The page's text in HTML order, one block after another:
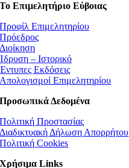
Το Επιμελητήριο Εύβοιας
Προφίλ Επιμελητηρίου
Πρόεδρος
Διοίκηση
Ίδρυση – Ιστορικό
Έντυπες Εκδόσεις
Απολογισμοί Επιμελητηρίου
Προσωπικά Δεδομένα
Πολιτική Προστασίας
Διαδικτυακή Δήλωση Απορρήτου
Πολιτική Cookies
Χρήσιμα Links